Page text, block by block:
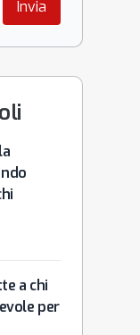
Invia
a chi
per